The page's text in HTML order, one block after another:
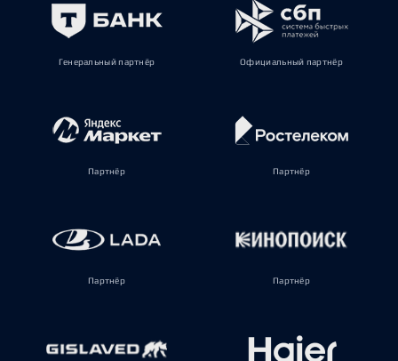
Генеральный партнёр Официальный партнёр
Партнёр Партнёр
Партнёр Партнёр